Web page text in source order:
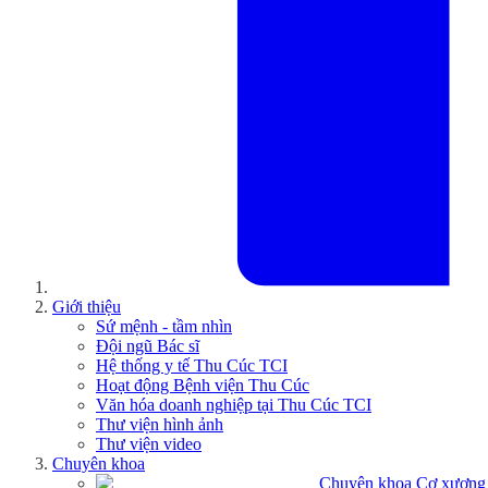
Giới thiệu
Sứ mệnh - tầm nhìn
Đội ngũ Bác sĩ
Hệ thống y tế Thu Cúc TCI
Hoạt động Bệnh viện Thu Cúc
Văn hóa doanh nghiệp tại Thu Cúc TCI
Thư viện hình ảnh
Thư viện video
Chuyên khoa
Chuyên khoa Cơ